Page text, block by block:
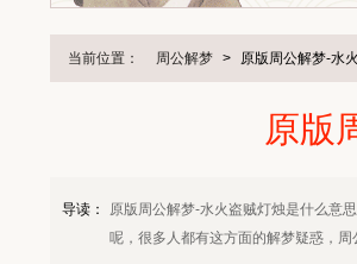
当前位置： 周公解梦 > 原版周公解梦-水
原版
导读：
原版周公解梦-水火盗贼灯烛是什么意
呢，很多人都有这方面的解梦疑惑，